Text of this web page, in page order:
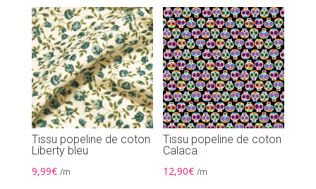
Tissu popeline de coton
Liberty bleu
9,99€ /m
Tissu popeline de coton
Calaca
12,90€ /m